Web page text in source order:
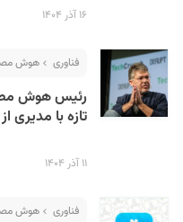
۱۶ آذر ۱۴۰۴
فناوری هوش
رئیس هوش
تازه با مدیری
۱۱ آذر ۱۴۰۴
فناوری هوش